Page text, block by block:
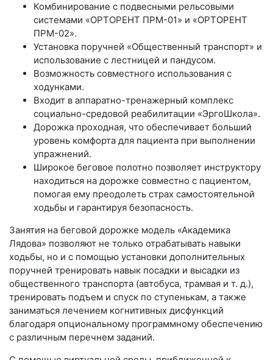
Комбинирование с подвесными рельсовыми
системами «ОРТОРЕНТ ПРМ-01» и «ОРТОРЕНТ
ПРМ-02».
Установка поручней «Общественный транспорт» и
использование с лестницей и пандусом.
Возможность совместного использования с
ходунками.
Входит в аппаратно-тренажерный комплекс
социально-средовой реабилитации «ЭргоШкола».
Дорожка проходная, что обеспечивает больший
уровень комфорта для пациента при выполнении
упражнений.
Широкое беговое полотно позволяет инструктору
находиться на дорожке совместно с пациентом,
помогая ему преодолеть страх самостоятельной
ходьбы и гарантируя безопасность.
Занятия на беговой дорожке модель «Академика
Лядова» позволяют не только отрабатывать навыки
ходьбы, но и с помощью установки дополнительных
поручней тренировать навык посадки и высадки из
общественного транспорта (автобуса, трамвая и т. д.),
тренировать подъем и спуск по ступенькам, а также
заниматься лечением когнитивных дисфункций
благодаря опциональному программному обеспечению
с различным перечнем заданий.